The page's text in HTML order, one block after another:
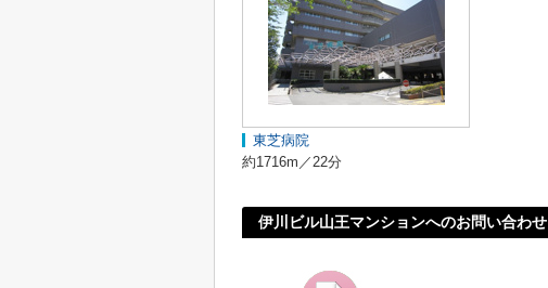
東芝病院
約1716m／22分
伊川ビル山王マンションへのお問い合わせ